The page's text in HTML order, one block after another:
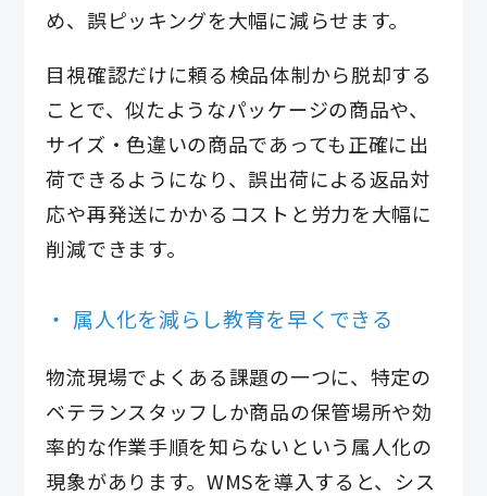
め、誤ピッキングを大幅に減らせます。
目視確認だけに頼る検品体制から脱却する
ことで、似たようなパッケージの商品や、
サイズ・色違いの商品であっても正確に出
荷できるようになり、誤出荷による返品対
応や再発送にかかるコストと労力を大幅に
削減できます。
属人化を減らし教育を早くできる
物流現場でよくある課題の一つに、特定の
ベテランスタッフしか商品の保管場所や効
率的な作業手順を知らないという属人化の
現象があります。WMSを導入すると、シス